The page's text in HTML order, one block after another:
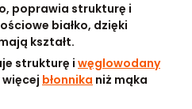
poprawia strukturę i
białko, dzięki
kształt.
strukturę i węglowodany
więcej błonnika niż mąka